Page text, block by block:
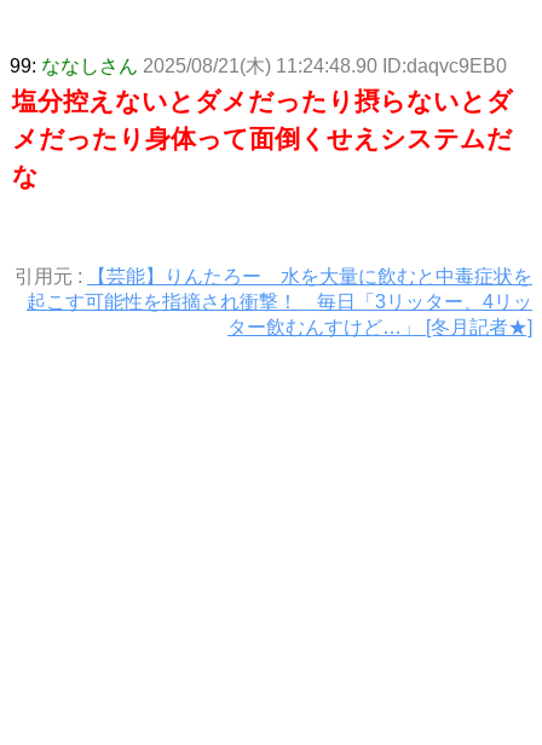
99: ななしさん 2025/08/21(木) 11:24:48.90 ID:daqvc9EB0
塩分控えないとダメだったり摂らないとダ
メだったり身体って面倒くせえシステムだ
な
引用元 :
【芸能】りんたろー 水を大量に飲むと中毒症状を
起こす可能性を指摘され衝撃！ 毎日「3リッター、4リッ
ター飲むんすけど…」 [冬月記者★]